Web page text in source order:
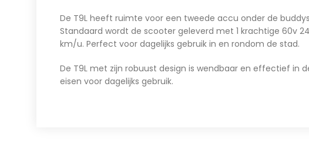
De T9L heeft ruimte voor een tweede accu onder de
Standaard wordt de scooter geleverd met 1 krachtige 60v
km/u. Perfect voor dagelijks gebruik in en rondom de stad.
De T9L met zijn robuust design is wendbaar en effectief in
eisen voor dagelijks gebruik.